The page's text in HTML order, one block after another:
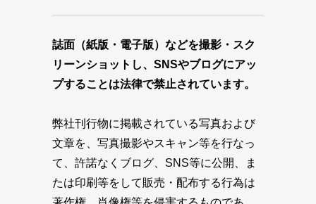
誌面（紙版・電子版）などを撮影・スク
リーンショットし、SNSやブログにアッ
プすることは法律で禁止されています。
弊社刊行物に掲載されている写真および
文章を、写真撮影やスキャン等を行なっ
て、許諾なくブログ、SNS等に公開、ま
たは印刷等をして販売・配布する行為は